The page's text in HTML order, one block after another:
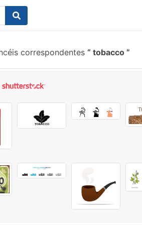
correspondentes tobacco